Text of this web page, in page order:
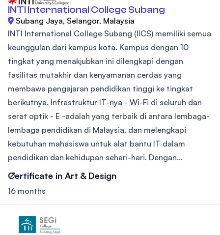
INTI International College Subang
Subang Jaya, Selangor, Malaysia
INTI International College Subang (IICS) memiliki semua
keunggulan dari kampus kota. Kampus dengan 10
tingkat yang menakjubkan ini dilengkapi dengan
fasilitas mutakhir dan kenyamanan cerdas yang
membawa pengajaran pendidikan tinggi ke tingkat
berikutnya. Infrastruktur IT-nya - Wi-Fi di seluruh dan
serat optik - E -adalah yang terbaik di antara lembaga-
lembaga pendidikan di Malaysia, dan melengkapi
kebutuhan mahasiswa untuk alat bantu IT dalam
pendidikan dan kehidupan sehari-hari. Dengan...
Certificate in Art & Design
16 months